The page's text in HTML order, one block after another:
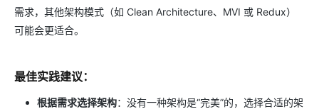
需求，其他架构模式（如 Clean Architecture、MVI 或 Redux）
可能会更适合。
最佳实践建议：
根据需求选择架构：没有一种架构是“完美”的，选择合适的架